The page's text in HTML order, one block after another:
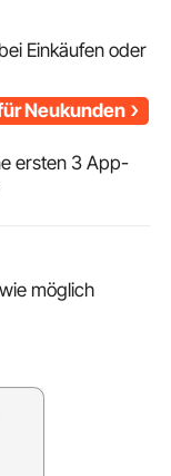
Einkäufen oder
Neukunden
ersten 3 App-
möglich